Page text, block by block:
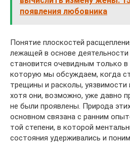
появления любовника
Понятие плоскостей
лежащей в основе
становится очевидным только в
которую мы обсуждаем, когда
трещины и расколы, уязвимости
хотя они, возможно, уже давно
не были проявлены. Природа
основном связана с ранним
той степени, в которой
состояния удерживались и